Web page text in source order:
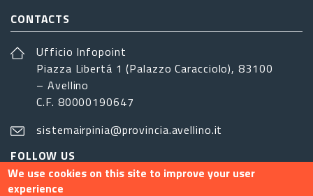
CONTACTS
Ufficio Infopoint
Piazza Libertá 1 (Palazzo Caracciolo), 83100
– Avellino
C.F. 80000190647
sistemairpinia@provincia.avellino.it
FOLLOW US
We use cookies on this site to improve your user
experience